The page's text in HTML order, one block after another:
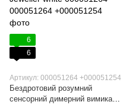
6
6
Артикул: 000051264 +000051254
Бездротовий розумний
сенсорний димерний вимикач